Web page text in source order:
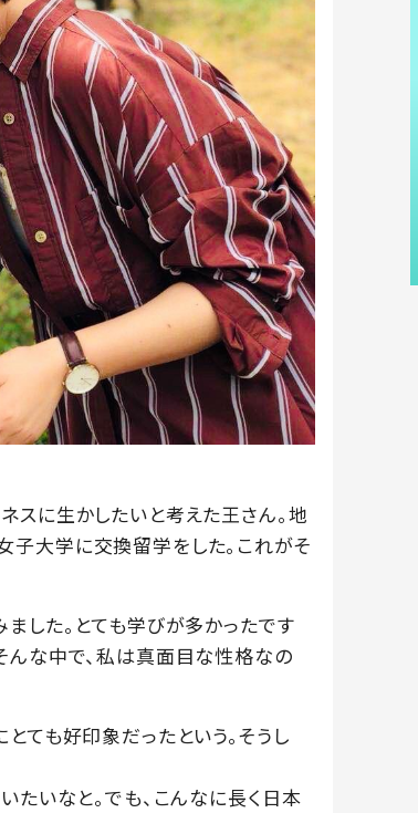
スに生かしたいと考えた王さん。地
大学に交換留学をした。これがそ
した。とても学びが多かったです
んな中で、私は真面目な性格なの
ても好印象だったという。そうし
たいなと。でも、こんなに長く日本